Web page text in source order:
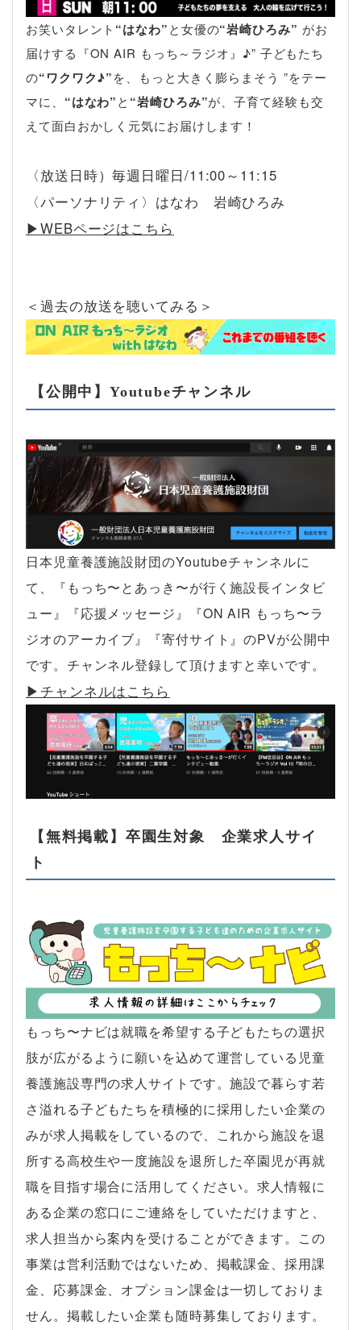
お笑いタレント “はなわ”と女優の“岩崎ひろみ” がお
届けする『ON AIR もっち～ラジオ』♪” 子どもたち
の“ワクワク♪”を、もっと大きく膨らまそう ”をテー
マに、 “はなわ”と “岩崎ひろみ”が、子育て経験も交
えて面白おかしく元気にお届けします！
〈放送日時）毎週日曜日/11:00～11:15
〈パーソナリティ〉はなわ 岩崎ひろみ
▶︎WEBページはこちら
＜過去の放送を聴いてみる＞
【公開中】Youtubeチャンネル
日本児童養護施設財団のYoutubeチャンネルに
て、『もっち〜とあっき〜が行く施設長インタビ
ュー』『応援メッセージ』『ON AIR もっち〜ラ
ジオのアーカイブ』『寄付サイト』のPVが公開中
です。チャンネル登録して頂けますと幸いです。
▶︎チャンネルはこちら
【無料掲載】卒園生対象 企業求人サイ
ト
もっち〜ナビは就職を希望する子どもたちの選択
肢が広がるように願いを込めて運営している児童
養護施設専門の求人サイトです。施設で暮らす若
さ溢れる子どもたちを積極的に採用したい企業の
みが求人掲載をしているので、これから施設を退
所する高校生や一度施設を退所した卒園児が再就
職を目指す場合に活用してください。求人情報に
ある企業の窓口にご連絡をしていただけますと、
求人担当から案内を受けることができます。この
事業は営利活動ではないため、掲載課金、採用課
金、応募課金、オプション課金は一切しておりま
せん。掲載したい企業も随時募集しております。